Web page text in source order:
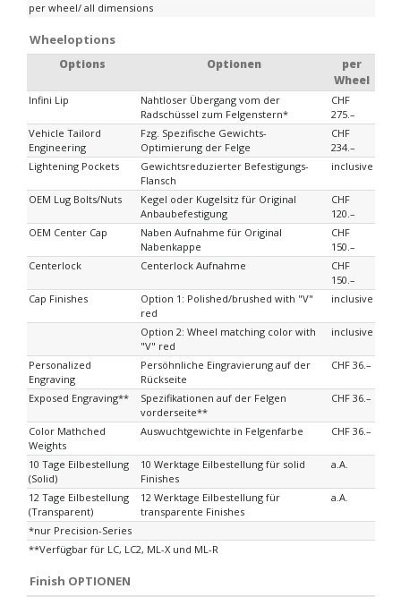
per wheel/ all dimensions
Wheeloptions
Options Optionen
per
Wheel
Infini Lip
Nahtloser Übergang vom der
Radschüssel zum Felgenstern*
CHF
275.–
Vehicle Tailord
Engineering
Fzg. Spezifische Gewichts-
Optimierung der Felge
CHF
234.–
Lightening Pockets
Gewichtsreduzierter Befestigungs-
Flansch
inclusive
OEM Lug Bolts/Nuts
Kegel oder Kugelsitz für Original
Anbaubefestigung
CHF
120.–
OEM Center Cap
Naben Aufnahme für Original
Nabenkappe
CHF
150.–
Centerlock
Centerlock Aufnahme
CHF
150.–
Cap Finishes
Option 1: Polished/brushed with "V"
red
inclusive
Option 2: Wheel matching color with
"V" red
inclusive
Personalized
Engraving
Persöhnliche Eingravierung auf der
Rückseite
CHF 36.–
Exposed Engraving**
Spezifikationen auf der Felgen
vorderseite**
CHF 36.–
Color Mathched
Weights
Auswuchtgewichte in Felgenfarbe CHF 36.–
10 Tage Eilbestellung
(Solid)
10 Werktage Eilbestellung für solid
Finishes
a.A.
12 Tage Eilbestellung
(Transparent)
12 Werktage Eilbestellung für
transparente Finishes
a.A.
*nur Precision-Series
**Verfügbar für LC, LC2, ML-X und ML-R
Finish OPTIONEN